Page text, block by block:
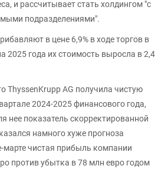
и рассчитывает стать холдингом "с
подразделениями".
в цене 6,9% в ходе торгов в
2025 года их стоимость выросла в 2,4
ThyssenKrupp AG получила чистую
2024-2025 финансового года,
нее показатель скорректированной
намного хуже прогноза
марте чистая прибыль компании
против убытка в 78 млн евро годом